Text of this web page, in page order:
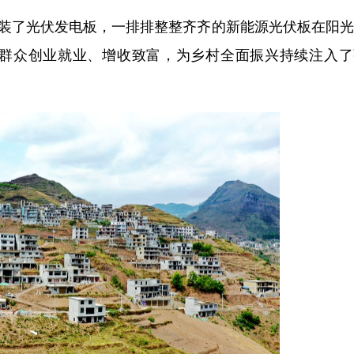
光伏发电板，一排排整整齐齐的新能源光伏板在阳
众创业就业、增收致富，为乡村全面振兴持续注入